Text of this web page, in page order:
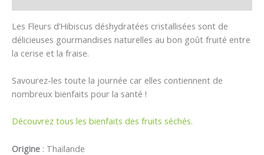
Les Fleurs d’Hibiscus déshydratées cristallisées sont de
délicieuses gourmandises naturelles au bon goût fruité entre
la cerise et la fraise.
Savourez-les toute la journée car elles contiennent de
nombreux bienfaits pour la santé !
Découvrez tous les bienfaits des fruits séchés.
Origine : Thaïlande